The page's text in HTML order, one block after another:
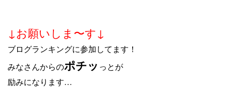
↓お願いしま〜す↓
ブログランキングに参加してます！
みなさんからのポチッ っとが
励みになります…